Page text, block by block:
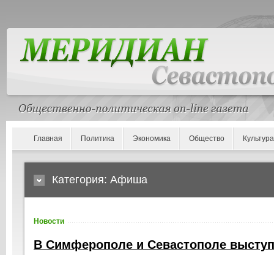
Главная Политика Экономика Общество Культура
Категория: Афиша
Новости
В Симферополе и Севастополе